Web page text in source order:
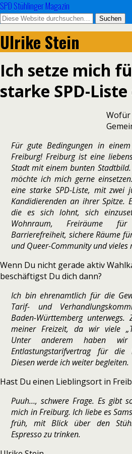
SPD Stühlinger Magazin
Ulrike Stein
Ich setze mich
starke SPD-Liste
Wofür
Für gute Bedingungen in
Freiburg! Freiburg ist eine
Stadt mit einem bun­ten
möchte ich mich gerne
eine starke SPD-Liste, mit zwei
Kandidierenden an ihrer Spitze.
die es sich lohnt, sich
Wohnraum, Freiräume
Barrierefreiheit, sichere Räume
und Queer-Community und vie­les
Wenn Du nicht gerade aktiv
beschäf­tigst Du dich dann?
Ich bin ehren­amt­lich für die
Tarif- und
Baden-Württemberg
mei­ner Freizeit, da wir viele
Unter ande­rem haben
Entlastungstarifvertrag für die
Diesen werde ich wei­ter beglei­ten.
Hast Du einen Lieblingsort in
Puuh…, schwere Frage. Es gibt
mich in Freiburg. Ich liebe es
früh, mit Blick über den
Espresso zu trin­ken.